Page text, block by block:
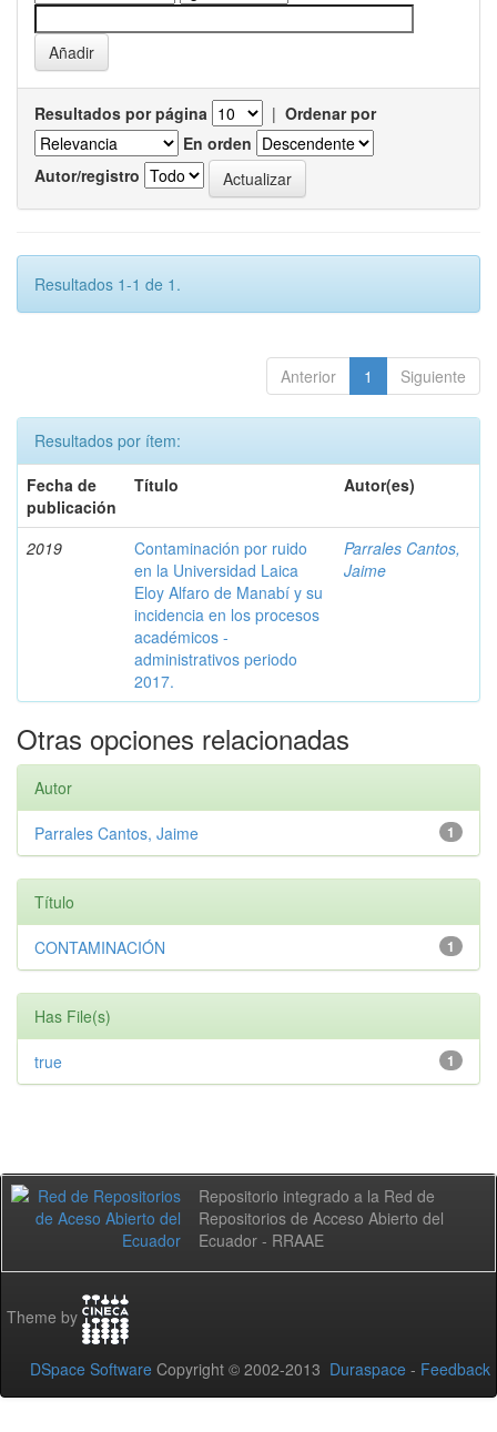
Resultados por página | Ordenar por
En orden
Autor/registro
Resultados 1-1 de 1.
Anterior 1 Siguiente
Resultados por ítem:
Fecha de
publicación
Título Autor(es)
2019
Contaminación por ruido
en la Universidad Laica
Eloy Alfaro de Manabí y su
incidencia en los procesos
académicos -
administrativos periodo
2017.
Parrales Cantos,
Jaime
Otras opciones relacionadas
Autor
1
Parrales Cantos, Jaime
Título
1
CONTAMINACIÓN
Has File(s)
1
true
Repositorio integrado a la Red de
Repositorios de Acceso Abierto del
Ecuador - RRAAE
Theme by
DSpace Software Copyright © 2002-2013 Duraspace - Feedback